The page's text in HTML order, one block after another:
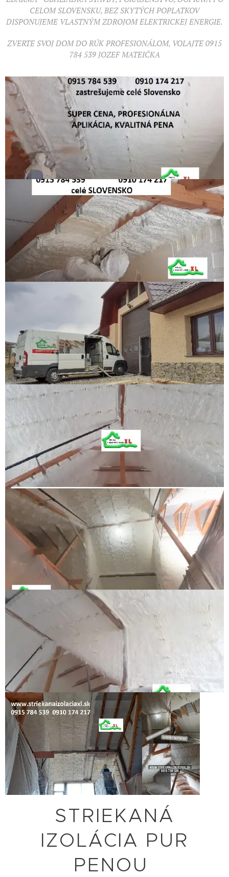
CELOM SLOVENSKU, BEZ SKYTÝCH POPLATKOV
DISPONUJEME VLASTNÝM ZDROJOM ELEKTRICKEJ ENERGIE.
ZVERTE SVOJ DOM DO RÚK PROFESIONÁLOM, VOLAJTE 0915
784 539 JOZEF MATEIČKA
STRIEKANÁ
IZOLÁCIA PUR
PENOU